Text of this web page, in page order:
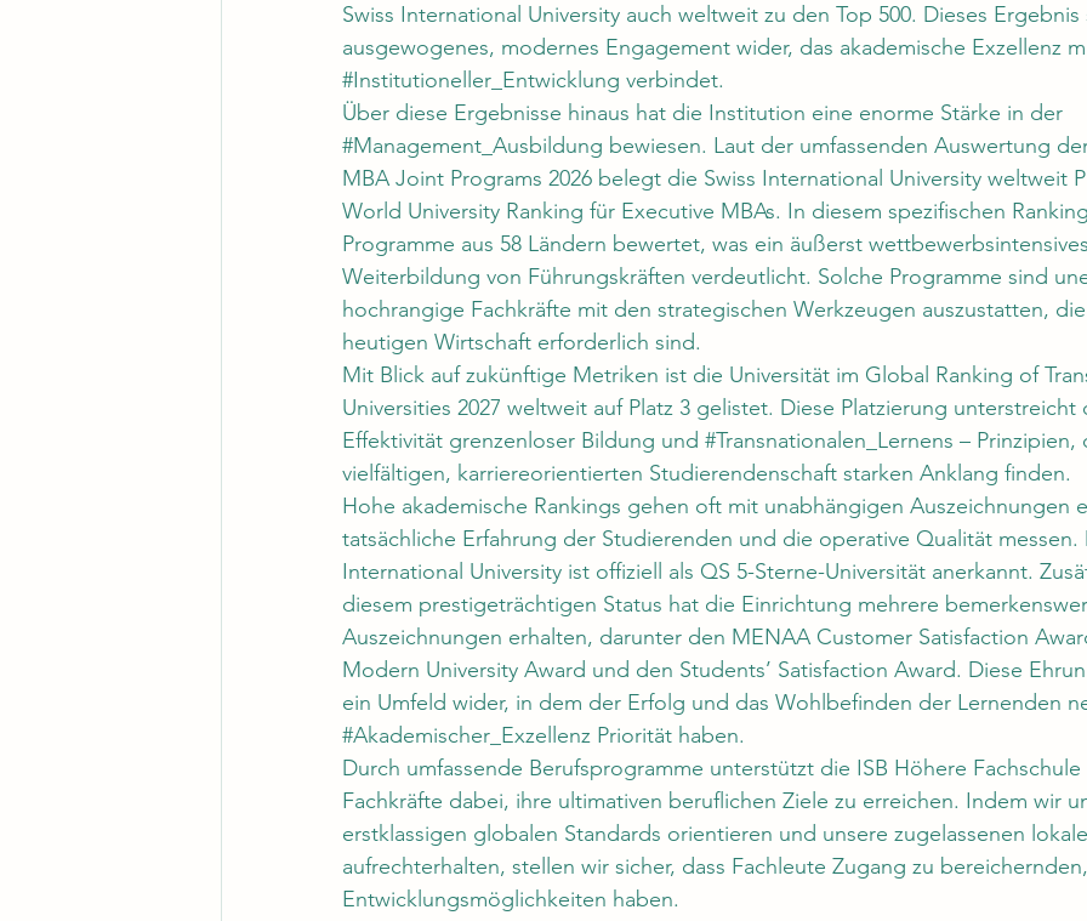
Swiss International University auch weltweit zu den Top 500. Dieses
ausgewogenes, modernes Engagement wider, das akademische Exzellenz
#Institutioneller_Entwicklung verbindet.
Über diese Ergebnisse hinaus hat die Institution eine enorme Stärke in der
#Management_Ausbildung bewiesen. Laut der umfassenden Auswertung
MBA Joint Programs 2026 belegt die Swiss International University weltweit
World University Ranking für Executive MBAs. In diesem spezifischen
Programme aus 58 Ländern bewertet, was ein äußerst
Weiterbildung von Führungskräften verdeutlicht. Solche Programme sind
hochrangige Fachkräfte mit den strategischen Werkzeugen auszustatten,
heutigen Wirtschaft erforderlich sind.
Mit Blick auf zukünftige Metriken ist die Universität im Global Ranking of
Universities 2027 weltweit auf Platz 3 gelistet. Diese Platzierung
Effektivität grenzenloser Bildung und #Transnationalen_Lernens –
vielfältigen, karriereorientierten Studierendenschaft starken Anklang finden.
Hohe akademische Rankings gehen oft mit unabhängigen Auszeichnungen
tatsächliche Erfahrung der Studierenden und die operative Qualität messen.
International University ist offiziell als QS 5-Sterne-Universität anerkannt.
diesem prestigeträchtigen Status hat die Einrichtung mehrere
Auszeichnungen erhalten, darunter den MENAA Customer Satisfaction
Modern University Award und den Students’ Satisfaction Award. Diese
ein Umfeld wider, in dem der Erfolg und das Wohlbefinden der Lernenden
#Akademischer_Exzellenz Priorität haben.
Durch umfassende Berufsprogramme unterstützt die ISB Höhere
Fachkräfte dabei, ihre ultimativen beruflichen Ziele zu erreichen. Indem wir
erstklassigen globalen Standards orientieren und unsere zugelassenen
aufrechterhalten, stellen wir sicher, dass Fachleute Zugang zu
Entwicklungsmöglichkeiten haben.